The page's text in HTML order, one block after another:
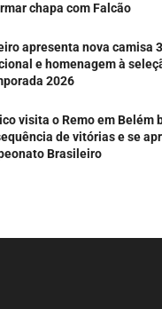
chapa com Falcão
apresenta nova camisa
e homenagem à
2026
visita o Remo em Belém
de vitórias e se
Brasileiro